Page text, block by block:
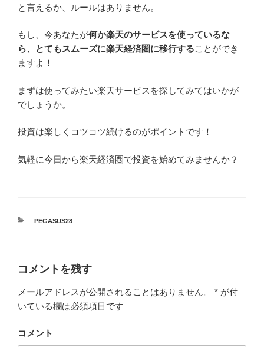
と言えるか、ルールはありません。
もし、今あなたが何か楽天のサービスを使っているな
ら、とてもスムーズに楽天経済圏に移行することができ
ますよ！
まずは使ってみたい楽天サービスを探してみてはいかが
でしょうか。
投資は楽しくコツコツ続けるのがポイントです！
気軽に今日から楽天経済圏で投資を始めてみませんか？
カ
ー
PEGASUS28
コメントを残す
メールアドレスが公開されることはありません。 * が付
いている欄は必須項目です
コメント